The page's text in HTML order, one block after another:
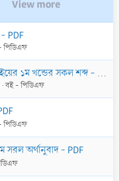
View more
PDF
পিডিএফ
১ম খন্ডের সকল শব্দ - PDF
বই - পিডিএফ
পিডিএফ
অর্থানুবাদ - PDF